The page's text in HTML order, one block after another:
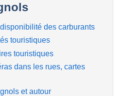
des carburants
touristiques
touristiques
dans les rues, cartes
et autour